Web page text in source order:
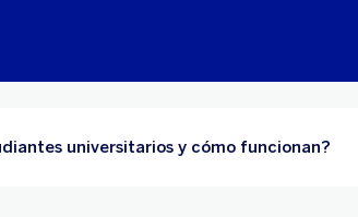
universitarios y cómo funcionan?